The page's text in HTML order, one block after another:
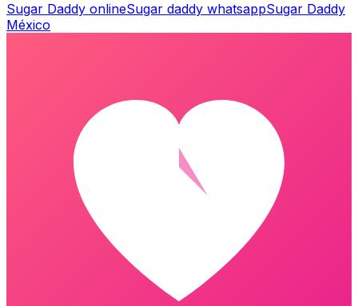
Sugar Daddy onlineSugar daddy whatsappSugar Daddy
México